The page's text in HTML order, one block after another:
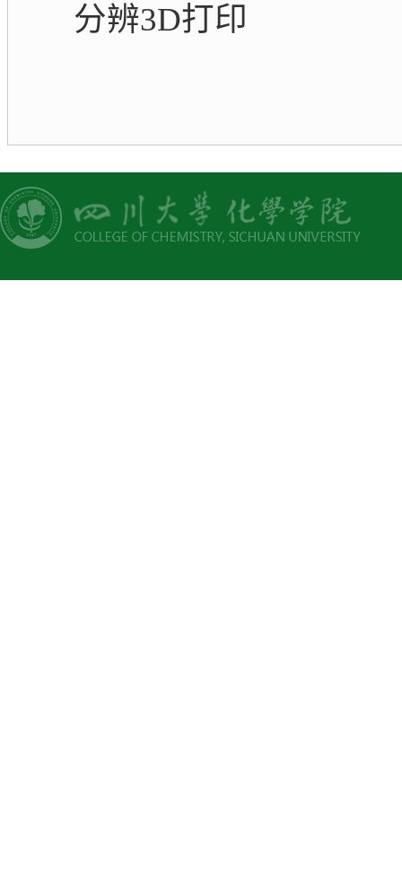
分辨3D打印